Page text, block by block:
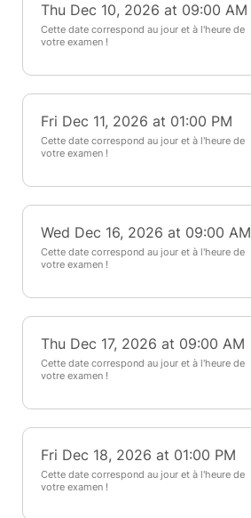
Thu Dec 10, 2026 at 09:00 AM
Cette date correspond au jour et à l'heure de
votre examen !
Fri Dec 11, 2026 at 01:00 PM
Cette date correspond au jour et à l'heure de
votre examen !
Wed Dec 16, 2026 at 09:00 AM
Cette date correspond au jour et à l'heure de
votre examen !
Thu Dec 17, 2026 at 09:00 AM
Cette date correspond au jour et à l'heure de
votre examen !
Fri Dec 18, 2026 at 01:00 PM
Cette date correspond au jour et à l'heure de
votre examen !